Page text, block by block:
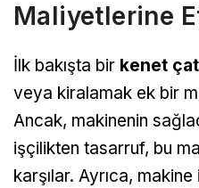
Maliyetlerine
İlk bakışta bir kenet
veya kiralamak ek bir
Ancak, makinenin
işçilikten tasarruf, bu
karşılar. Ayrıca,